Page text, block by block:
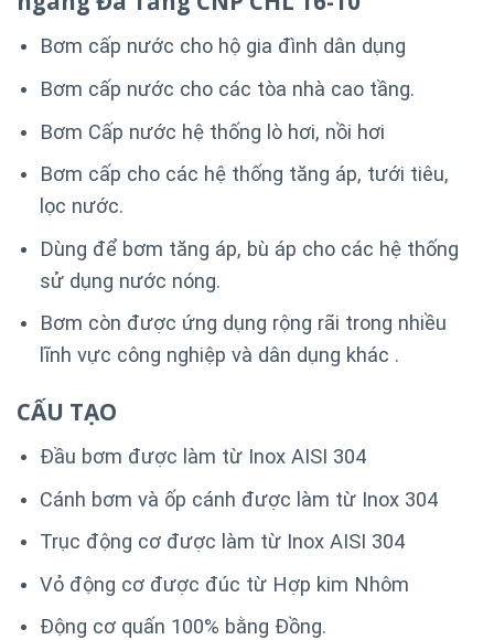
Bơm cấp nước cho hộ gia đình dân dụng
Bơm cấp nước cho các tòa nhà cao tầng.
Bơm Cấp nước hệ thống lò hơi, nồi hơi
Bơm cấp cho các hệ thống tăng áp, tưới tiêu,
lọc nước.
Dùng để bơm tăng áp, bù áp cho các hệ thống
sử dụng nước nóng.
Bơm còn được ứng dụng rộng rãi trong nhiều
lĩnh vực công nghiệp và dân dụng khác .
CẤU TẠO
Đầu bơm được làm từ Inox AISI 304
Cánh bơm và ốp cánh được làm từ Inox 304
Trục động cơ được làm từ Inox AISI 304
Vỏ động cơ được đúc từ Hợp kim Nhôm
Động cơ quấn 100% bằng Đồng.